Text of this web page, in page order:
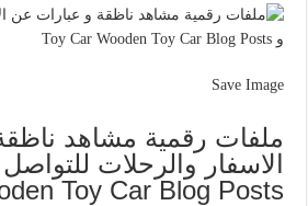
Save Image
ملفات رقمية مشاهد
Toy Car Blog Posts